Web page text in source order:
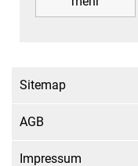
Sitemap
AGB
Impressum